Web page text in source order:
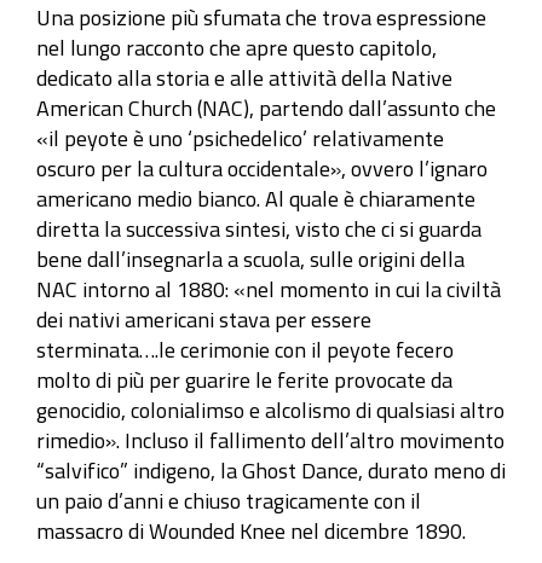
Una posizione più sfumata che trova espressione
nel lungo racconto che apre questo capitolo,
dedicato alla storia e alle attività della Native
American Church (NAC), partendo dall’assunto che
«il peyote è uno ‘psichedelico’ relativamente
oscuro per la cultura occidentale», ovvero l’ignaro
americano medio bianco. Al quale è chiaramente
diretta la successiva sintesi, visto che ci si guarda
bene dall’insegnarla a scuola, sulle origini della
NAC intorno al 1880: «nel momento in cui la civiltà
dei nativi americani stava per essere
sterminata….le cerimonie con il peyote fecero
molto di più per guarire le ferite provocate da
genocidio, colonialimso e alcolismo di qualsiasi altro
rimedio». Incluso il fallimento dell’altro movimento
“salvifico” indigeno, la Ghost Dance, durato meno di
un paio d’anni e chiuso tragicamente con il
massacro di Wounded Knee nel dicembre 1890.